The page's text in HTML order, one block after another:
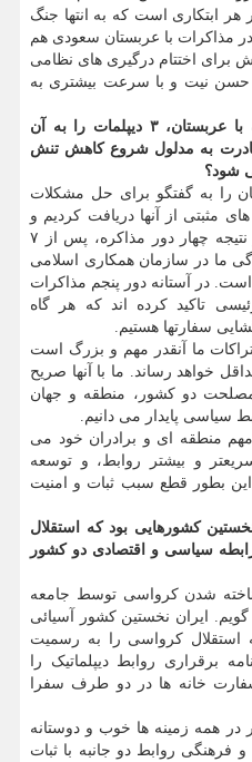
ابتکاری است که به انتها جنگ
در مذاکرات با عربستان سعودی هم
اختتام درگیری های نظامی
حسن نیت و با سرعت بیشتری به
ایران بعد از سال ها قطع رابطه با عربستان، ۳ دیپلمات را به آن
به مدلول شروع کاهش تنش
شود؟
را به گفتگو برای حل مشکلات
مثبتی از آنها دریافت کردیم و
بلافاصله مذاکرات شروع شد. در نتیجه چهار دور مذاکره، پس از ۷
ما در سازمان همکاری اسلامی
در آستانه دور پنجم مذاکرات
تاکید کرده اند که هر گاه
سفارتها هستیم.
ما آنقدر مهم و بزرگ است
خواهد رساند. ما با آنها صریح
مصلحت دو کشور، منطقه و جهان
سیاسی پایدار می دانیم.
منطقه ای و برادران خود می
و بیشتر روابط، و توسعه
بطور قطع سبب ثبات و امنیت
کشورهایی بود که استقلال
سیاسی و اقتصادی دو کشور
شدن کرواسی توسط جامعه
ایران نخستین کشور آسیائی
استقلال کرواسی را به رسمیت
۱۹۹۲ موافقتنامه برقراری روابط دیپلماتیک را
خانه ها در دو طرف سفرا
همه زمینه ها خوب و دوستانه
روابط دو جانبه با ثبات